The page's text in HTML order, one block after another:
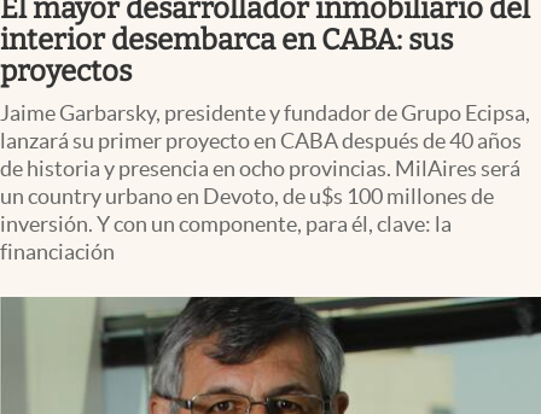
Negocios
Columnistas
Apertura
Infotechnology
Clase
Eventos Corporativos
El mayor desarrollador inmobiliario del
interior desembarca en CABA: sus
proyectos
Jaime Garbarsky, presidente y fundador de Grupo Ecipsa,
lanzará su primer proyecto en CABA después de 40 años
de historia y presencia en ocho provincias. MilAires será
un country urbano en Devoto, de u$s 100 millones de
inversión. Y con un componente, para él, clave: la
financiación